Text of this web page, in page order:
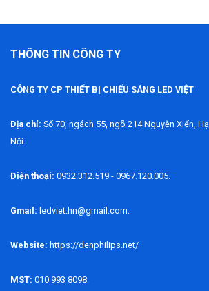
THÔNG TIN CÔNG TY
CÔNG TY CP THIẾT BỊ CHIẾU SÁNG LED VIỆT
Địa chỉ: Số 70, ngách 55, ngõ 214 Nguyễn Xiển,
Nội.
Điện thoại: 0932.312.519 - 0967.120.005.
Gmail: ledviet.hn@gmail.com.
Website: https://denphilips.net/
MST: 010 993 8098.